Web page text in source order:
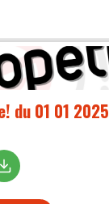
du 01 01 2025